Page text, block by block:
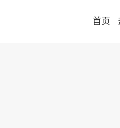
首页